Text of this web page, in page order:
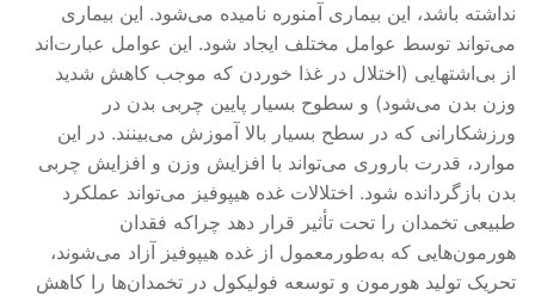
نداشته باشد، این بیماری آمنوره نامیده می‌شود. این بیماری
می‌تواند توسط عوامل مختلف ایجاد ‌شود. این عوامل عبارت‌اند
از بی‌اشتهایی (اختلال در غذا خوردن که موجب کاهش شدید
وزن بدن می‌شود) و سطوح بسیار پایین چربی بدن در
ورزشکارانی که در سطح بسیار بالا آموزش می‌بینند. در این
موارد، قدرت باروری می‌تواند با افزایش وزن و افزایش چربی
بدن بازگردانده شود. اختلالات غده هیپوفیز می‌تواند عملکرد
طبیعی تخمدان را تحت تأثیر قرار دهد چراکه فقدان
هورمون‌هایی که به‌طورمعمول از غده هیپوفیز آزاد می‌شوند،
تحریک تولید هورمون و توسعه فولیکول در تخمدان‌ها را کاهش